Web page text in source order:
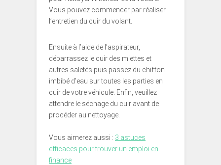
Vous pouvez commencer par réaliser
l’entretien du cuir du volant.
Ensuite à l’aide de l’aspirateur,
débarrassez le cuir des miettes et
autres saletés puis passez du chiffon
imbibé d’eau sur toutes les parties en
cuir de votre véhicule. Enfin, veuillez
attendre le séchage du cuir avant de
procéder au nettoyage.
Vous aimerez aussi : 3 astuces
efficaces pour trouver un emploi en
finance